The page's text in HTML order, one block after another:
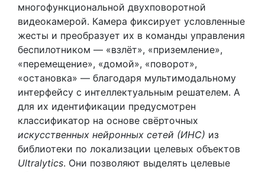
многофункциональной двухповоротной
видеокамерой. Камера фиксирует условленные
жесты и преобразует их в команды управления
беспилотником — «взлёт», «приземление»,
«перемещение», «домой», «поворот»,
«остановка» — благодаря мультимодальному
интерфейсу с интеллектуальным решателем. А
для их идентификации предусмотрен
классификатор на основе свёрточных
искусственных нейронных сетей (ИНС) из
библиотеки по локализации целевых объектов
Ultralytics. Они позволяют выделять целевые